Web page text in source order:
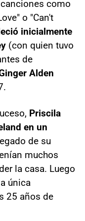
como
o "Can't
inicialmente
(con quien tuvo
de
Alden
Priscila
en un
de su
muchos
la casa. Luego
única
25 años de